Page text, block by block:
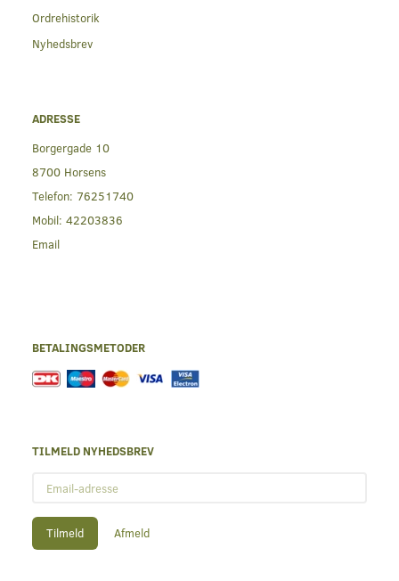
Ordrehistorik
Nyhedsbrev
ADRESSE
Borgergade 10
8700 Horsens
Telefon: 76251740
Mobil: 42203836
Email
BETALINGSMETODER
TILMELD NYHEDSBREV
adresse
Tilmeld Afmeld